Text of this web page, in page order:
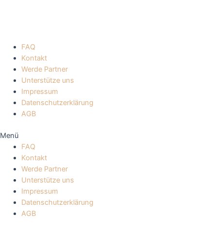
FAQ
Kontakt
Werde Partner
Unterstütze uns
Impressum
Datenschutzerklärung
AGB
Menü
FAQ
Kontakt
Werde Partner
Unterstütze uns
Impressum
Datenschutzerklärung
AGB